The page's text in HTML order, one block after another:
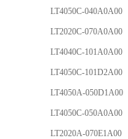
LT4050C-040A0A00
LT2020C-070A0A00
LT4040C-101A0A00
LT4050C-101D2A00
LT4050A-050D1A00
LT4050C-050A0A00
LT2020A-070E1A00